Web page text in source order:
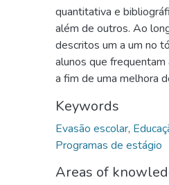
quantitativa e
além de outros. Ao
descritos um a um no
alunos que
a fim de uma melhora
Keywords
Evasão escolar,
Programas de estágio
Areas of